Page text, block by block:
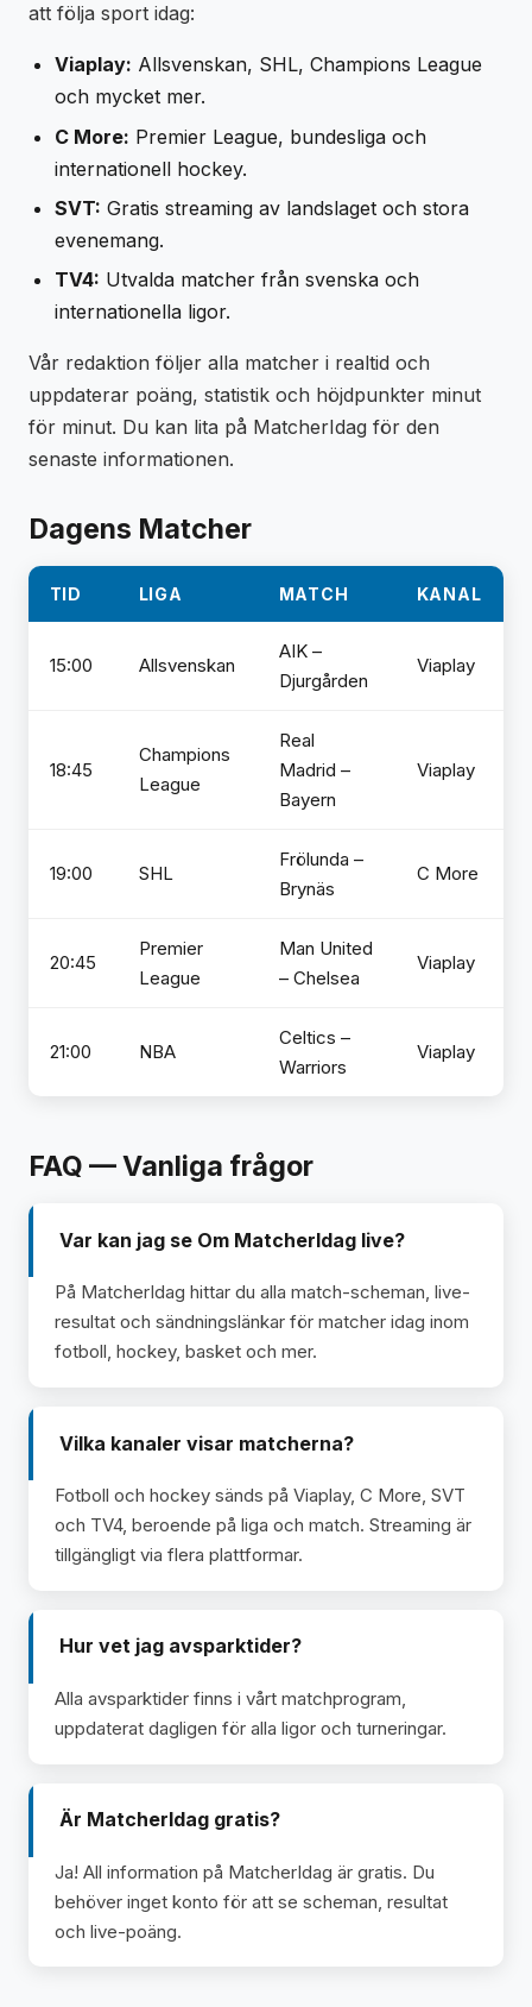
att följa sport idag:
Viaplay: Allsvenskan, SHL, Champions League
och mycket mer.
C More: Premier League, bundesliga och
internationell hockey.
SVT: Gratis streaming av landslaget och stora
evenemang.
TV4: Utvalda matcher från svenska och
internationella ligor.
Vår redaktion följer alla matcher i realtid och
uppdaterar poäng, statistik och höjdpunkter minut
för minut. Du kan lita på MatcherIdag för den
senaste informationen.
Dagens Matcher
TID LIGA MATCH KANAL
15:00 Allsvenskan
AIK –
Djurgården
Viaplay
18:45
Champions
League
Real
Madrid –
Bayern
Viaplay
19:00 SHL
Frölunda –
Brynäs
C More
20:45
Premier
League
Man United
– Chelsea
Viaplay
21:00 NBA
Celtics –
Warriors
Viaplay
FAQ — Vanliga frågor
Var kan jag se Om MatcherIdag live?
På MatcherIdag hittar du alla match-scheman, live-
resultat och sändningslänkar för matcher idag inom
fotboll, hockey, basket och mer.
Vilka kanaler visar matcherna?
Fotboll och hockey sänds på Viaplay, C More, SVT
och TV4, beroende på liga och match. Streaming är
tillgängligt via flera plattformar.
Hur vet jag avsparktider?
Alla avsparktider finns i vårt matchprogram,
uppdaterat dagligen för alla ligor och turneringar.
Är MatcherIdag gratis?
Ja! All information på MatcherIdag är gratis. Du
behöver inget konto för att se scheman, resultat
och live-poäng.